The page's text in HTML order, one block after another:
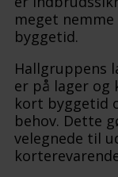
meget
byggetid.
Hallgruppens
er på lager og
kort byggetid
behov. Dette
velegnede til